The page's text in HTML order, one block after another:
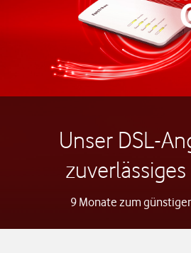
Unser DSL-
9 Monate zum